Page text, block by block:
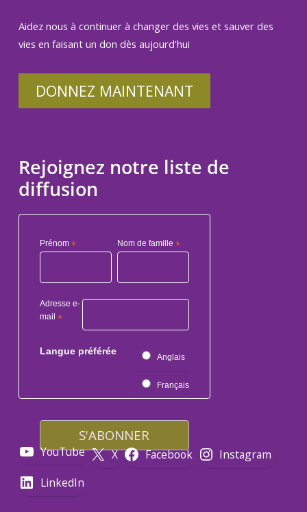
Aidez nous à continuer à changer des vies et sauver des
vies en faisant un don dès aujourd'hui
DONNEZ MAINTENANT
Rejoignez notre liste de
diffusion
Prénom * Nom de famille*
Adresse e-
mail *
Langue préférée
Anglais
Français
YouTube X Facebook
Instagram
LinkedIn